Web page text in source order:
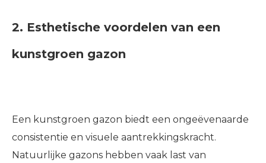
2. Esthetische voordelen van een
kunstgroen gazon
Een kunstgroen gazon biedt een ongeëvenaarde
consistentie en visuele aantrekkingskracht.
Natuurlijke gazons hebben vaak last van